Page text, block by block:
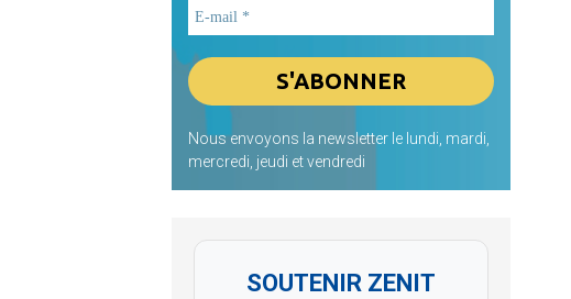
Nous envoyons la newsletter le lundi, mardi,
mercredi, jeudi et vendredi
SOUTENIR ZENIT